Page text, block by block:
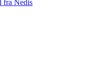
fra Nedis